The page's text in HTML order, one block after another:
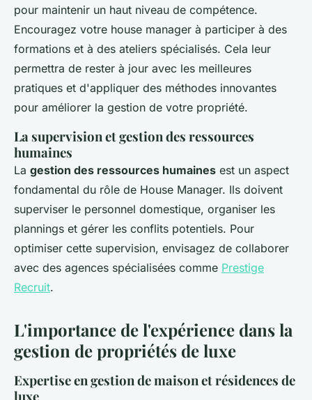
pour maintenir un haut niveau de compétence.
Encouragez votre house manager à participer à des
formations et à des ateliers spécialisés. Cela leur
permettra de rester à jour avec les meilleures
pratiques et d'appliquer des méthodes innovantes
pour améliorer la gestion de votre propriété.
La supervision et gestion des ressources
humaines
La gestion des ressources humaines est un aspect
fondamental du rôle de House Manager. Ils doivent
superviser le personnel domestique, organiser les
plannings et gérer les conflits potentiels. Pour
optimiser cette supervision, envisagez de collaborer
avec des agences spécialisées comme Prestige
Recruit.
L'importance de l'expérience dans la
gestion de propriétés de luxe
Expertise en gestion de maison et résidences de
luxe